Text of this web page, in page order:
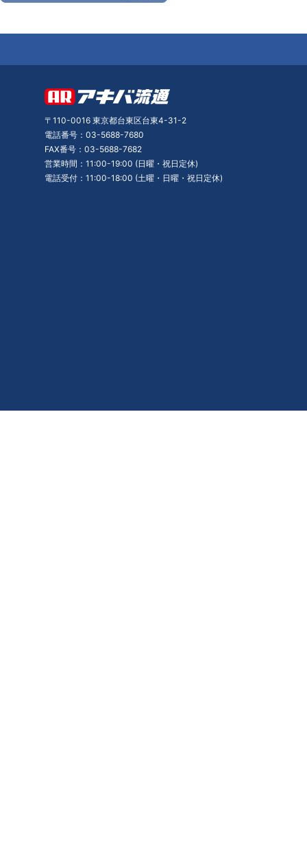
〒110-0016 東京都台東区台東4-31-2
電話番号：03-5688-7680
FAX番号：03-5688-7682
営業時間：11:00-19:00 (日曜・祝日定休)
電話受付：11:00-18:00 (土曜・日曜・祝日定休)